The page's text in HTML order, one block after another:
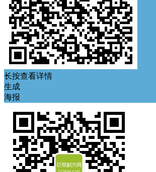
长按查看详情
生成
海报